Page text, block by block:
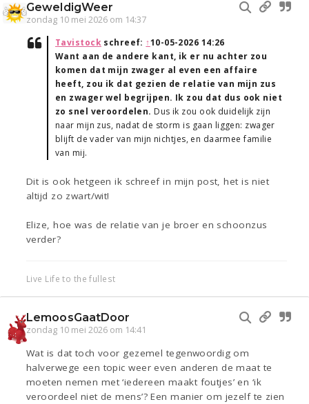
GeweldigWeer
zondag 10 mei 2026 om 14:37
Tavistockschreef: ↑10-05-2026 14:26
Want aan de andere kant, ik er nu achter zou
komen dat mijn zwager al even een affaire
heeft, zou ik dat gezien de relatie van mijn zus
en zwager wel begrijpen. Ik zou dat dus ook niet
zo snel veroordelen. Dus ik zou ook duidelijk zijn
naar mijn zus, nadat de storm is gaan liggen: zwager
blijft de vader van mijn nichtjes, en daarmee familie
van mij.
Dit is ook hetgeen ik schreef in mijn post, het is niet
altijd zo zwart/wit!
Elize, hoe was de relatie van je broer en schoonzus
verder?
Live Life to the fullest
LemoosGaatDoor
zondag 10 mei 2026 om 14:41
Wat is dat toch voor gezemel tegenwoordig om
halverwege een topic weer even anderen de maat te
moeten nemen met ‘iedereen maakt foutjes’ en ‘ik
veroordeel niet de mens’? Een manier om jezelf te zien